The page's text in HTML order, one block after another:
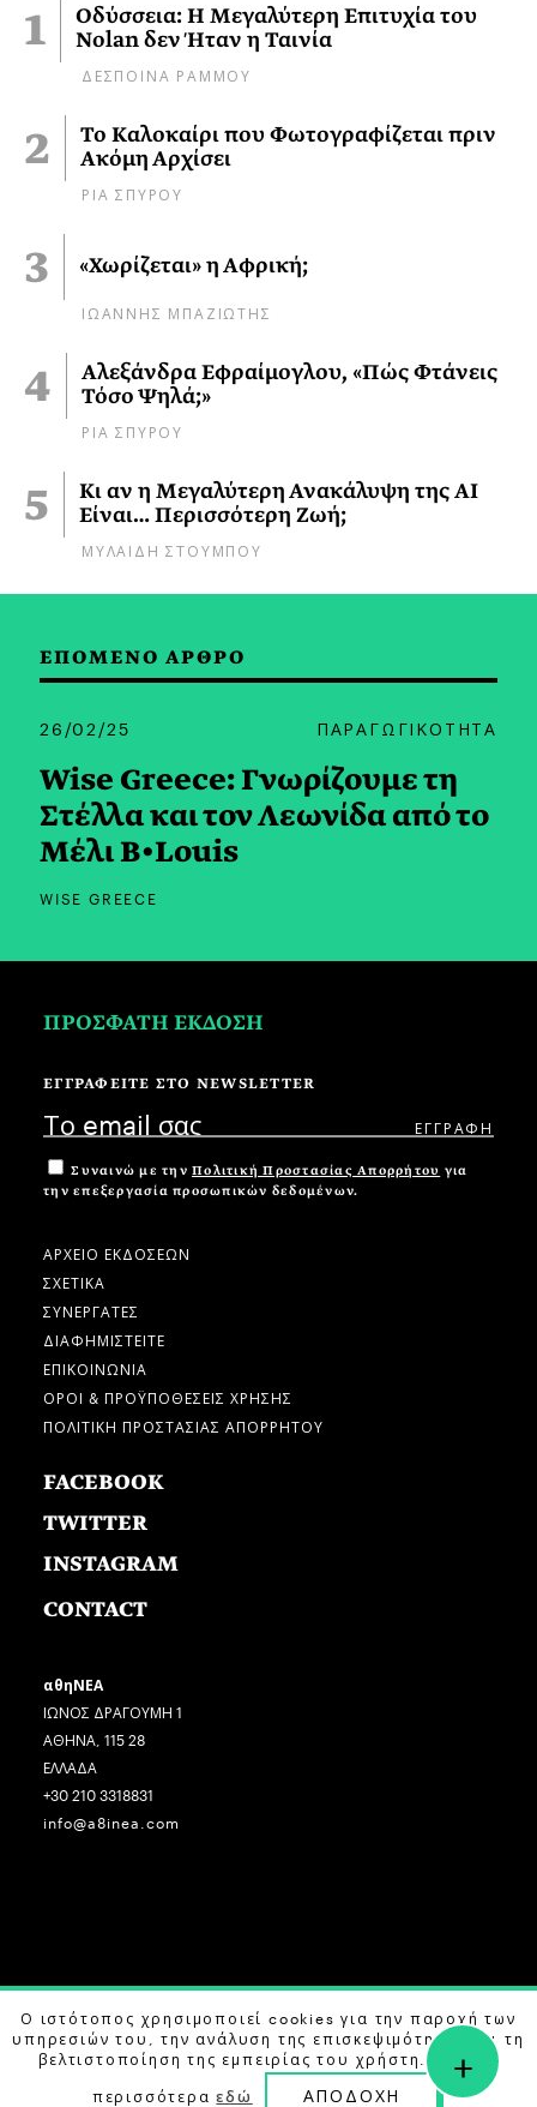
Οδύσσεια: Η Μεγαλύτερη Επιτυχία του
Nolan δεν Ήταν η Ταινία
ΔΕΣΠΟΙΝΑ ΡΑΜΜΟΥ
Το Καλοκαίρι που Φωτογραφίζεται πριν
Ακόμη Αρχίσει
ΡΙΑ ΣΠΥΡΟΥ
«Χωρίζεται» η Αφρική;
ΙΩΑΝΝΗΣ ΜΠΑΖΙΩΤΗΣ
Αλεξάνδρα Εφραίμογλου, «Πώς Φτάνεις
Τόσο Ψηλά;»
ΡΙΑ ΣΠΥΡΟΥ
Κι αν η Μεγαλύτερη Ανακάλυψη της AI
Είναι… Περισσότερη Ζωή;
ΜΥΛΑΙΔΗ ΣΤΟΥΜΠΟΥ
ΕΠΟΜΕΝΟ ΑΡΘΡΟ
26/02/25 ΠΑΡΑΓΩΓΙΚΟΤΗΤΑ
Wise Greece: Γνωρίζουμε τη
Στέλλα και τον Λεωνίδα από το
Mέλι B•Louis
WISE GREECE
ΠΡΟΣΦΑΤΗ ΕΚΔΟΣΗ
ΕΓΓΡΑΦΕΙΤΕ ΣΤΟ NEWSLETTER
Συναινώ με την Πολιτική Προστασίας Απορρήτου για
την επεξεργασία προσωπικών δεδομένων.
ΑΡΧΕΙΟ ΕΚΔΟΣΕΩΝ
ΣΧΕΤΙΚΑ
ΣΥΝΕΡΓΑΤΕΣ
ΔΙΑΦΗΜΙΣΤΕΙΤΕ
ΕΠΙΚΟΙΝΩΝΙΑ
ΟΡΟΙ & ΠΡΟΫΠΟΘΕΣΕΙΣ ΧΡΗΣΗΣ
ΠΟΛΙΤΙΚΗ ΠΡΟΣΤΑΣΙΑΣ ΑΠΟΡΡΗΤΟΥ
FACEBOOK
TWITTER
INSTAGRAM
CONTACT
αθηΝΕΑ
ΙΩΝΟΣ ΔΡΑΓΟΥΜΗ 1
ΑΘΗΝΑ, 115 28
ΕΛΛΑΔΑ
+30 210 3318831
info@a8inea.com
COPYRIGHT © 2026 αθηΝΕΑ, ALL RIGHTS RESERVED.
DESIGN BY G DESIGN STUDIO. DEVELOPED BYB LABS
Ο ιστότοπος χρησιμοποιεί cookies για την παροχή των
υπηρεσιών του, την ανάλυση της επισκεψιμότητας και τη
βελτιστοποίηση της εμπειρίας του χρήστη. Μάθετε
περισσότεραεδώ ΑΠΟΔΟΧΗ
+